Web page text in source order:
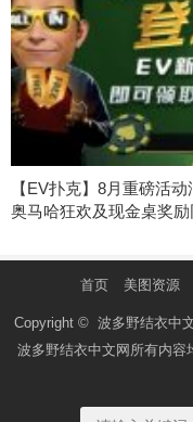
【EV扑克】8月重磅活
奥马哈狂欢及现金桌奖
首页 美图资源
Copyright © 波多野结衣中
波多野结衣中文网 所有内容